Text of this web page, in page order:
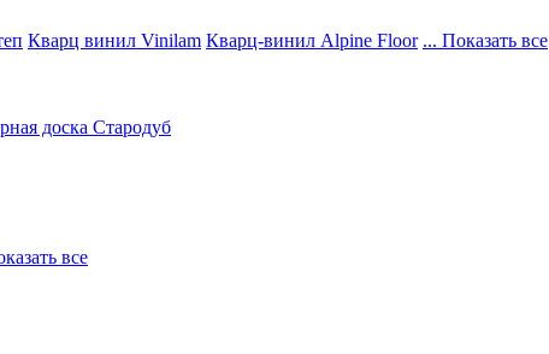
Кварц винил Vinilam Кварц-винил Alpine Floor ... Показать все
доска Стародуб
все